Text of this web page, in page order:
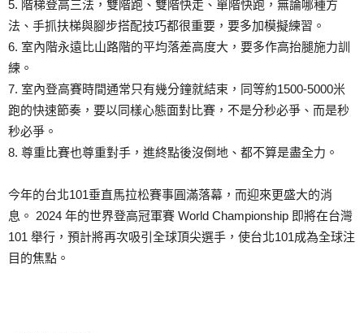
5. 階梯登高三法，雙階跑、雙階快走、單階快跑，無論哪種方
法、手抓扶梯與腳步搭配技巧都很重要，要多加模擬練習。
6. 室內階永遠比山路階的平均落差高度大，要多作高抬腿施力訓
練。
7. 室內登高賽時間通常只有幾分鐘就結束，同等約1500-5000米
跑的快速節奏，要以同樣心態面對比賽，不是分秒必爭、而是秒
秒必爭。
8. 尊重比賽也尊重對手，進終點後沒倒地、都不算是盡全力。
今年的台北101垂直馬拉松賽事圓滿落幕，而迎來更盛大的消
息。 2024 年的世界登高冠軍賽 World Championship 即將在台灣
101 舉行，預計將再次吸引全球頂尖選手，使台北101成為全球注
目的焦點。